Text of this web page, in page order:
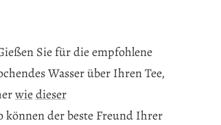
Sie für die empfohlene
Wasser über Ihren Tee,
wiedieser
können der beste Freund Ihrer